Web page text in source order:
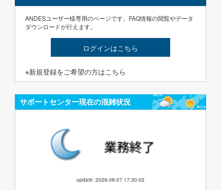
ANDESユーザー様専用のページです。FAQ情報の閲覧やデータ
ダウンロードが行えます。
ログインはこちら
※新規登録をご希望の方はこちら
サポートセンター現在の混雑状況
update :2026-08-07 17:30:02